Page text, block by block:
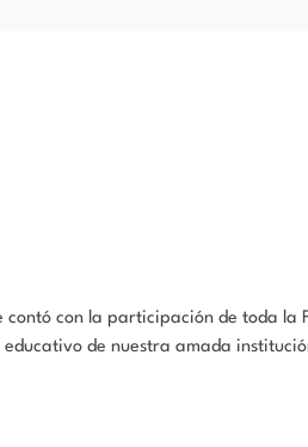
con la participación de toda la
de nuestra amada